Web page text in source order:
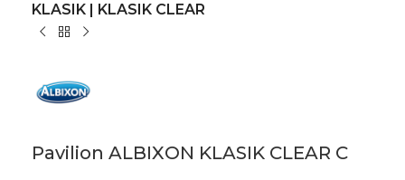
KLASIK | KLASIK CLEAR
Pavilion ALBIXON KLASIK CLEAR C